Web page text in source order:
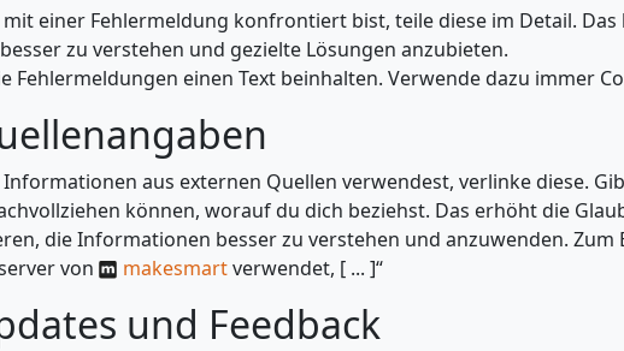
einer Fehlermeldung konfrontiert bist, teile diese im Detail.
zu verstehen und gezielte Lösungen anzubieten.
Fehlermeldungen einen Text beinhalten. Verwende dazu immer
springen
aus externen Quellen verwendest, verlinke diese.
können, worauf du dich beziehst. Das erhöht die
die Informationen besser zu verstehen und anzuwenden. Zum
von
makesmartverwendet, [ ... ]“
Kapitel springen
und Feedback